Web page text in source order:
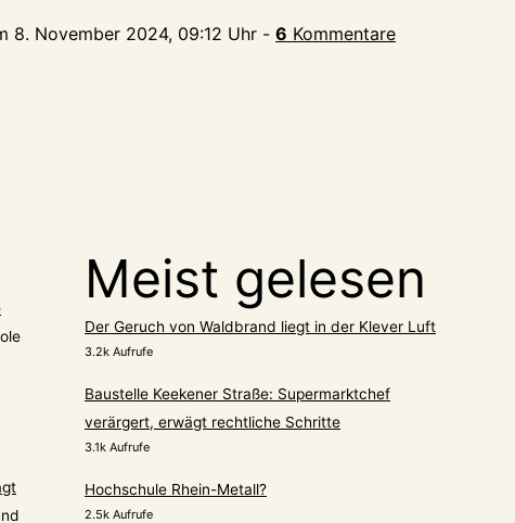
8. November 2024, 09:12 Uhr - 6 Kommentare
Meist gelesen
Der Geruch von Waldbrand liegt in der Klever Luft
3.2k Aufrufe
Baustelle Keekener Straße: Supermarktchef
verärgert, erwägt rechtliche Schritte
3.1k Aufrufe
Hochschule Rhein-Metall?
2.5k Aufrufe